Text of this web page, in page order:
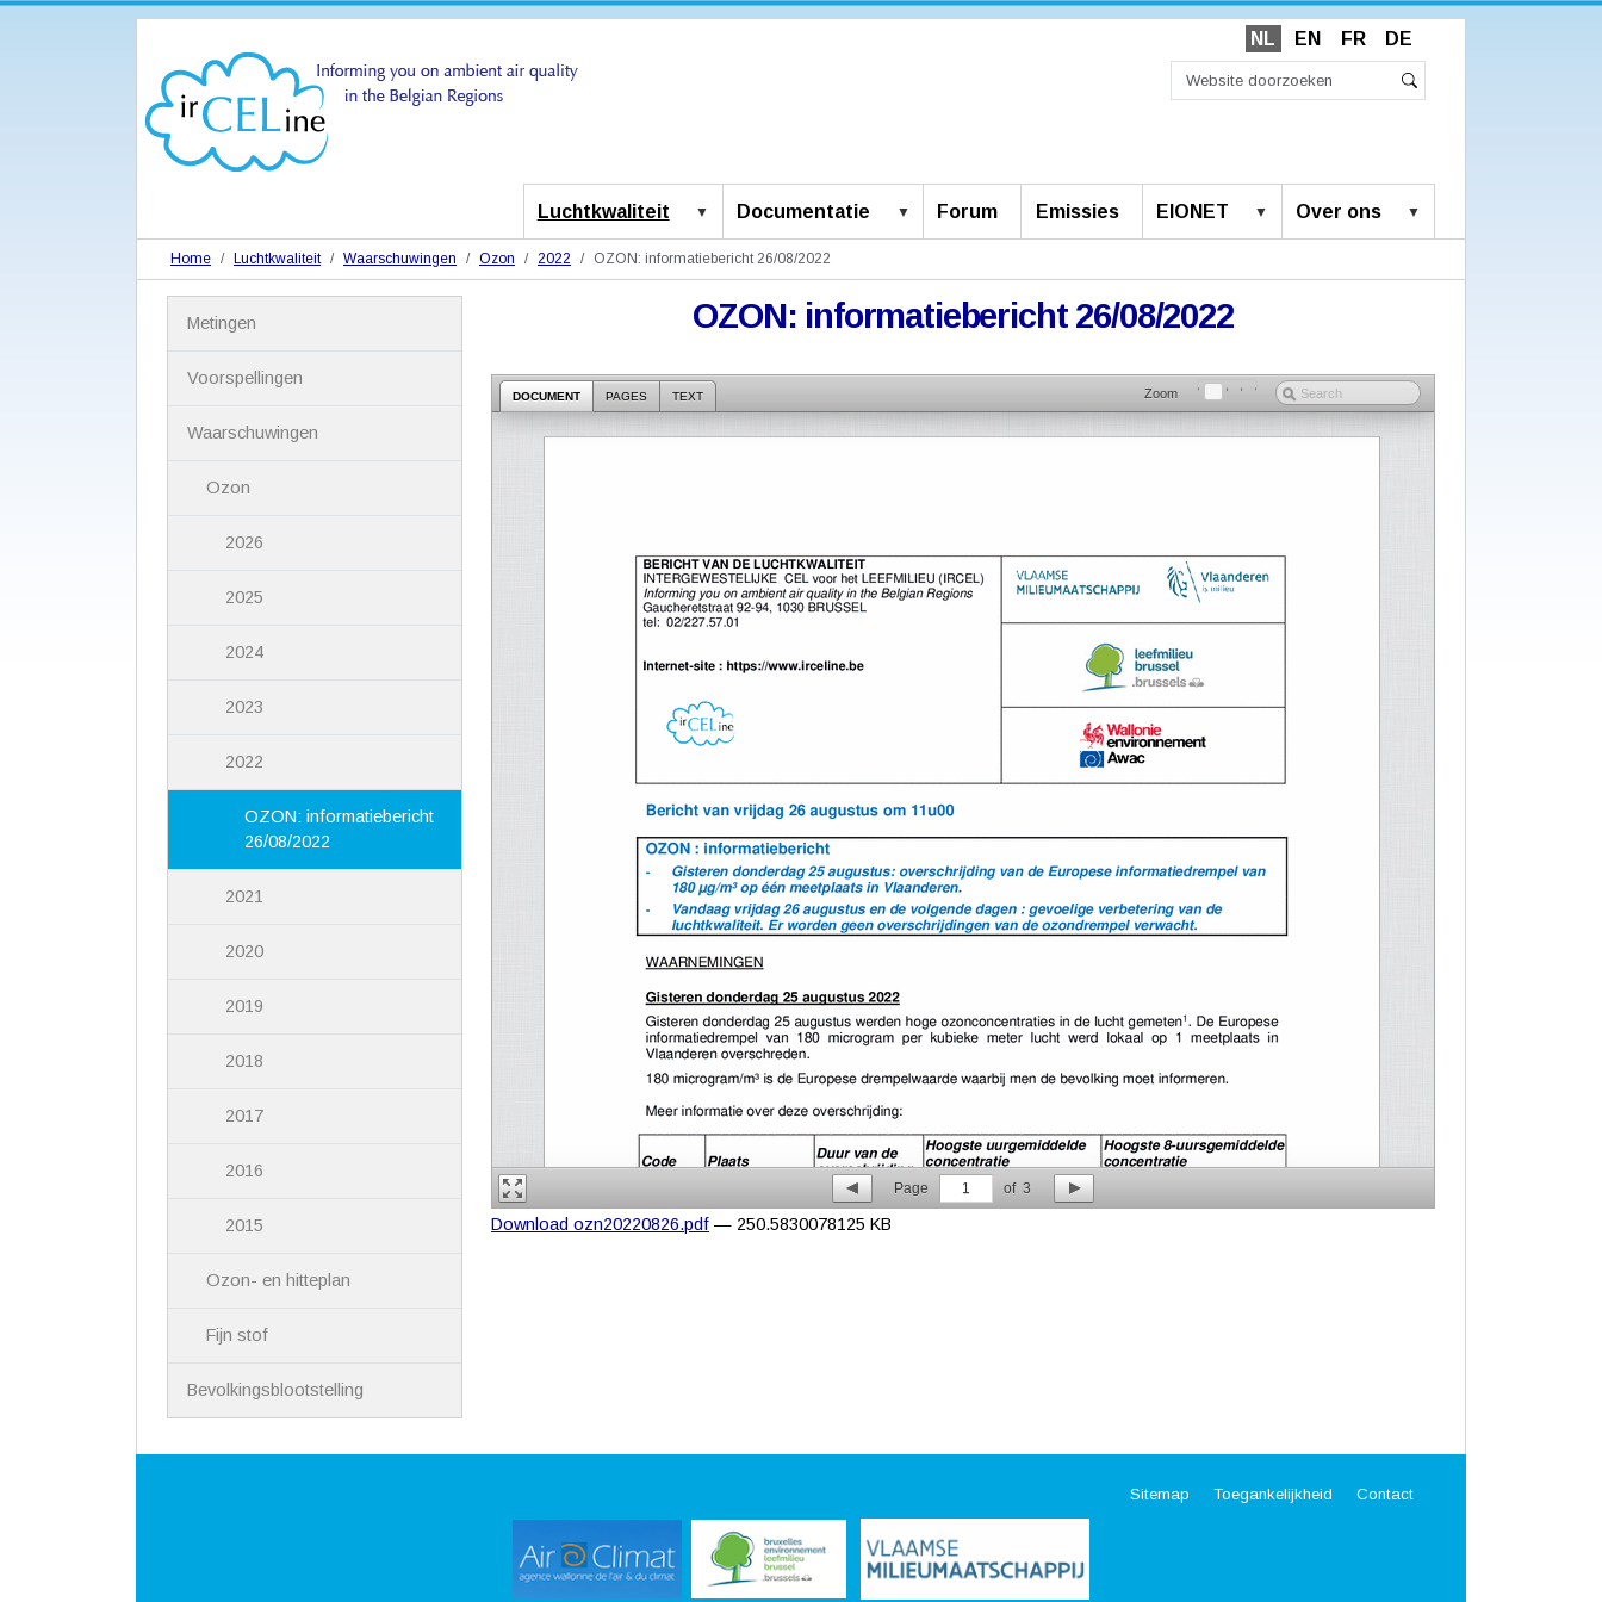
NL EN FR DE
Luchtkwaliteit Documentatie Forum Emissies EIONET Over ons
Home Luchtkwaliteit Waarschuwingen Ozon 2022 OZON: informatiebericht 26/08/2022
OZON: informatiebericht 26/08/2022
DOCUMENT PAGES TEXT Zoom
Page 1 of3
Download ozn20220826.pdf — 250.5830078125 KB
Metingen
Voorspellingen
Waarschuwingen
Ozon
2026
2025
2024
2023
2022
OZON: informatiebericht
26/08/2022
2021
2020
2019
2018
2017
2016
2015
Ozon- en hitteplan
Fijn stof
Bevolkingsblootstelling
Sitemap Toegankelijkheid Contact